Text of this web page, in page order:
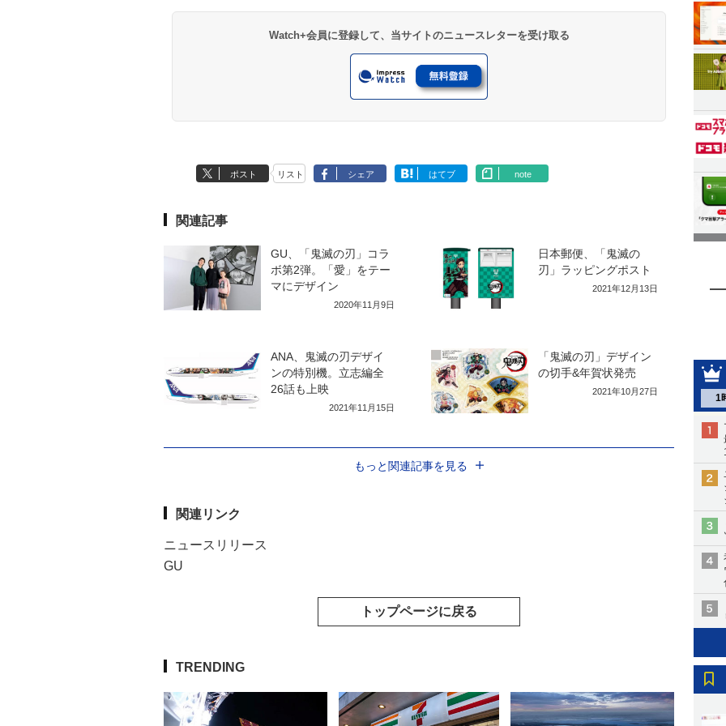
1
Watch+会員に登録して、当サイトのニュースレターを受け取る
ポスト リスト シェア はてブ note
関連記事
GU、「鬼滅の刃」コラ
ボ第2弾。「愛」をテー
マにデザイン
2020年11月9日
日本郵便、「鬼滅の
刃」ラッピングポスト
2021年12月13日
ANA、鬼滅の刃デザイ
ンの特別機。立志編全
26話も上映
2021年11月15日
「鬼滅の刃」デザイン
の切手&年賀状発売
2021年10月27日
もっと関連記事を見る
関連リンク
ニュースリリース
GU
トップページに戻る
TRENDING